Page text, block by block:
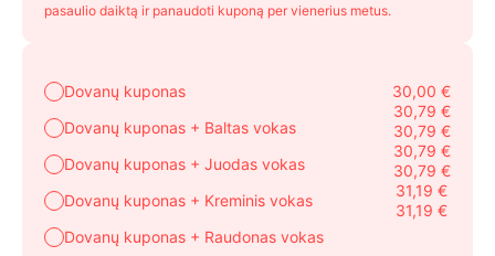
pasaulio daiktą ir panaudoti kuponą per vienerius metus.
Dovanų kuponas
Dovanų kuponas + Baltas vokas
Dovanų kuponas + Juodas vokas
Dovanų kuponas + Kreminis vokas
Dovanų kuponas + Raudonas vokas
30,00 €
30,79 €
30,79 €
30,79 €
30,79 €
31,19 €
31,19 €